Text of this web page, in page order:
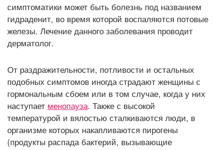
симптоматики может быть болезнь под названием
гидраденит, во время которой воспаляются потовые
железы. Лечение данного заболевания проводит
дерматолог.
От раздражительности, потливости и остальных
подобных симптомов иногда страдают женщины с
гормональным сбоем или в том случае, когда у них
наступает менопауза. Также с высокой
температурой и вялостью сталкиваются люди, в
организме которых накапливаются пирогены
(продукты распада бактерий, вызывающие